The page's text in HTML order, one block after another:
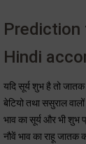
Prediction
Hindi
यदि सूर्य शुभ है तो जातक
बेटियो तथा ससुराल
भाव का सूर्य और भी शुभ
नौवें भाव का राहू जातक